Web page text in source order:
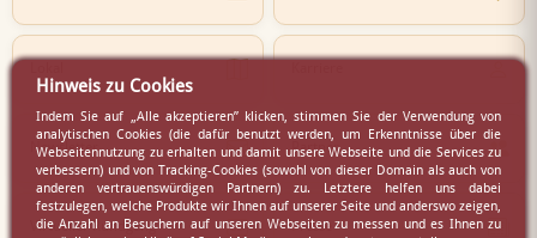
Newsletter Partner
Virtueller Rundgang Presse
Hinweis zu Cookies
Indem Sie auf „Alle akzeptieren” klicken, stimmen Sie der Verwendung von
analytischen Cookies (die dafür benutzt werden, um Erkenntnisse über die
Webseitennutzung zu erhalten und damit unsere Webseite und die Services zu
verbessern) und von Tracking-Cookies (sowohl von dieser Domain als auch von
anderen vertrauenswürdigen Partnern) zu. Letztere helfen uns dabei
festzulegen, welche Produkte wir Ihnen auf unserer Seite und anderswo zeigen,
die Anzahl an Besuchern auf unseren Webseiten zu messen und es Ihnen zu